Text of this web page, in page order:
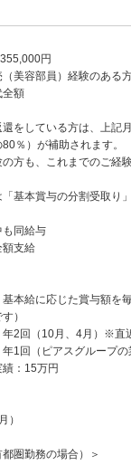
円
美容部員）経験のある
全額
をしている方は、上記
％）が補助されます。
方も、これまでのご経
基本賞与の分割受取り
同給与
支給
本給に応じた賞与額を
）
2回（10月、4月）※直
1回（ピアスグループ
：15万円
）
都圏勤務の場合）＞